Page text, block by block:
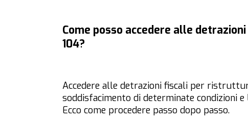
Come posso accedere alle
104?
Accedere alle detrazioni fiscali per
soddisfacimento di determinate condizioni
Ecco come procedere passo dopo passo.